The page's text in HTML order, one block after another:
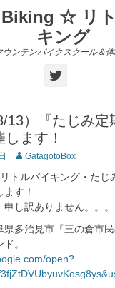
☆ リ
キング
ウンテンバイクスクール＆
）『たじみ定
ます！
投
者
GatagotoBox
トルバイキング・たじ
す！
申し訳ありません。。。
県多治見市『三の倉市
。
open?